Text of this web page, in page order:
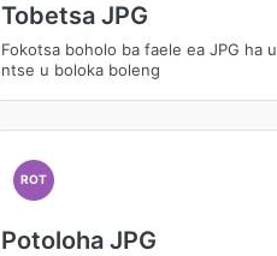
Tobetsa JPG
Fokotsa boholo ba faele ea JPG ha u
ntse u boloka boleng
ROT
Potoloha JPG